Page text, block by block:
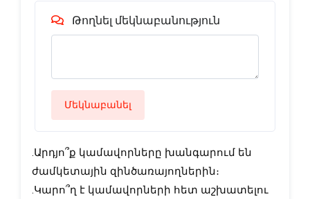
Թողնել մեկնաբանություն
Մեկնաբանել
.Արդյո՞ք կամավորները խանգարում են
ժամկետային զինծառայողներին։
․Կարո՞ղ է կամավորների հետ աշխատելու